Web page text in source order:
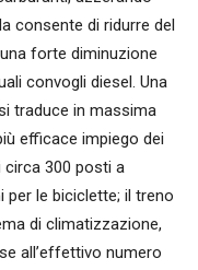
consente di ridurre del
forte diminuzione
convogli diesel. Una
traduce in massima
efficace impiego dei
circa 300 posti a
le biciclette; il treno
di climatizzazione,
all’effettivo numero